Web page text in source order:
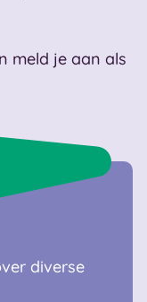
meld je aan als
diverse